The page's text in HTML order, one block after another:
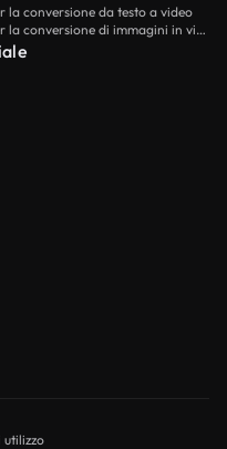
la conversione da testo a video
Flussi di lavoro di intelligenza artificiale per la conversione di immagini in video
utilizzo